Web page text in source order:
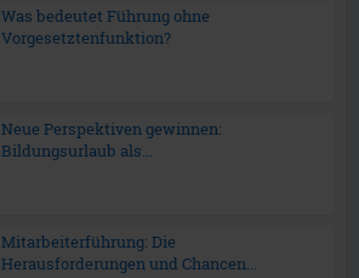
Was bedeutet Führung ohne
Vorgesetztenfunktion?
Neue Perspektiven gewinnen:
Bildungsurlaub als...
Mitarbeiterführung: Die
Herausforderungen und Chancen...